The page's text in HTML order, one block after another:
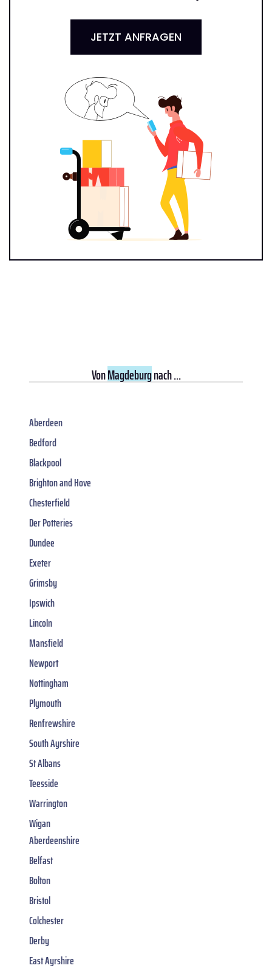
JETZT ANFRAGEN
VonMagdeburgnach ...
Aberdeen
Bedford
Blackpool
Brighton and Hove
Chesterfield
Der Potteries
Dundee
Exeter
Grimsby
Ipswich
Lincoln
Mansfield
Newport
Nottingham
Plymouth
Renfrewshire
South Ayrshire
St Albans
Teesside
Warrington
Wigan
Aberdeenshire
Belfast
Bolton
Bristol
Colchester
Derby
East Ayrshire